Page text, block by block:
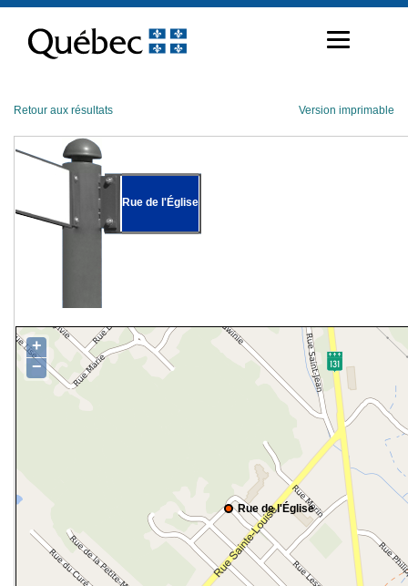
contenu
Retour aux résultats Version imprimable
Rue de l'Église
Rue de l'Église
+
−